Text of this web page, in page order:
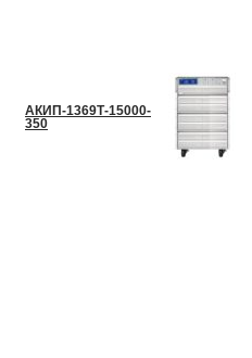
АКИП-1369Т-15000-
350